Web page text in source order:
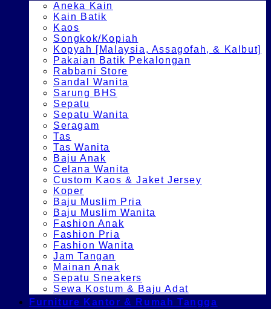
Aneka Kain
Kain Batik
Kaos
Songkok/Kopiah
Kopyah [Malaysia, Assagofah, & Kalbut]
Pakaian Batik Pekalongan
Rabbani Store
Sandal Wanita
Sarung BHS
Sepatu
Sepatu Wanita
Seragam
Tas
Tas Wanita
Baju Anak
Celana Wanita
Custom Kaos & Jaket Jersey
Koper
Baju Muslim Pria
Baju Muslim Wanita
Fashion Anak
Fashion Pria
Fashion Wanita
Jam Tangan
Mainan Anak
Sepatu Sneakers
Sewa Kostum & Baju Adat
Furniture Kantor & Rumah Tangga